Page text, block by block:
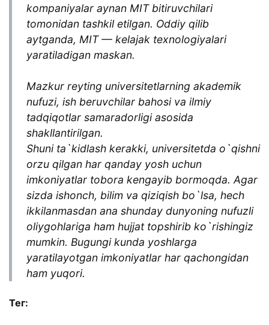
kompaniyalar aynan MIT bitiruvchilari
tomonidan tashkil etilgan. Oddiy qilib
aytganda, MIT — kelajak texnologiyalari
yaratiladigan maskan.
Mazkur reyting universitetlarning akademik
nufuzi, ish beruvchilar bahosi va ilmiy
tadqiqotlar samaradorligi asosida
shakllantirilgan.
Shuni ta`kidlash kerakki, universitetda o`qishni
orzu qilgan har qanday yosh uchun
imkoniyatlar tobora kengayib bormoqda. Agar
sizda ishonch, bilim va qiziqish bo`lsa, hech
ikkilanmasdan ana shunday dunyoning nufuzli
oliygohlariga ham hujjat topshirib ko`rishingiz
mumkin. Bugungi kunda yoshlarga
yaratilayotgan imkoniyatlar har qachongidan
ham yuqori.
Тег: